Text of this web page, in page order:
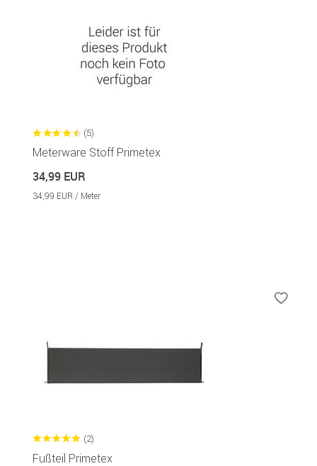
(5)
Meterware Stoff Primetex
34,99 EUR
34,99 EUR / Meter
(2)
Fußteil Primetex